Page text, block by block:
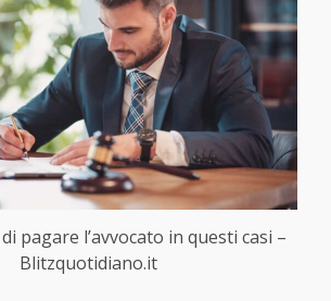
pagare l’avvocato in questi casi –
Blitzquotidiano.it